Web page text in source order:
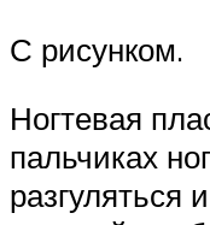
С рисунком.
Ногтевая
пальчиках
разгуляться